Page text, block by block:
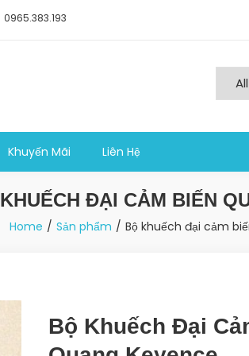
0965.383.193
Khuyến Mãi Liên Hệ
ĐẠI CẢM BIẾN
Home Sản phẩm Bộ khuếch đại cảm
Bộ Khuếch Đại